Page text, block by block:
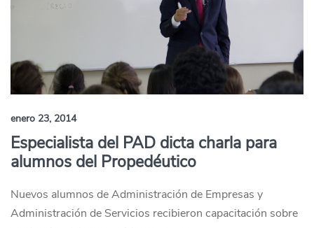
enero 23, 2014
Especialista del PAD dicta charla para
alumnos del Propedéutico
Nuevos alumnos de Administración de Empresas y
Administración de Servicios recibieron capacitación sobre